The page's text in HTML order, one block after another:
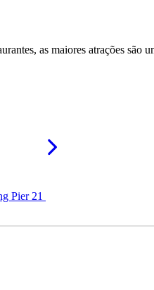
as maiores atrações são
Pier 21